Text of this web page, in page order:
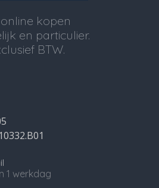
kopen
en particulier.
BTW.
1 werkdag